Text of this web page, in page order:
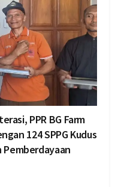
PPR BG Farm
124 SPPG Kudus